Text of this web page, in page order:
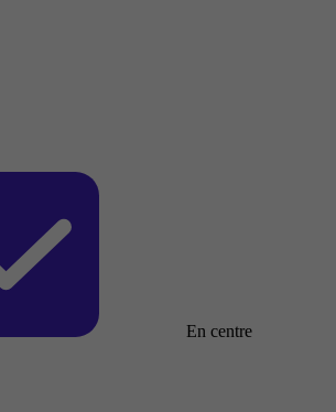
En centre